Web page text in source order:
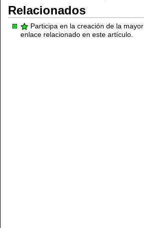
Relacionados
Participa en la creación de la mayor
enlace relacionado en este artículo.